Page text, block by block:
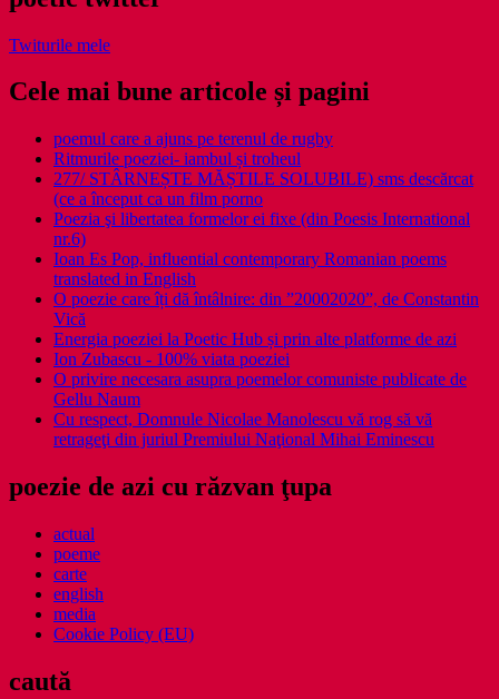
Twiturile mele
Cele mai bune articole și pagini
poemul care a ajuns pe terenul de rugby
Ritmurile poeziei- iambul și troheul
277/ STÂRNEȘTE MĂȘTILE SOLUBILE) sms descărcat
(ce a început ca un film porno
Poezia şi libertatea formelor ei fixe (din Poesis International
nr.6)
Ioan Es Pop, influential contemporary Romanian poems
translated in English
O poezie care îți dă întâlnire: din ”20002020”, de Constantin
Vică
Energia poeziei la Poetic Hub și prin alte platforme de azi
Ion Zubascu - 100% viata poeziei
O privire necesara asupra poemelor comuniste publicate de
Gellu Naum
Cu respect, Domnule Nicolae Manolescu vă rog să vă
retrageţi din juriul Premiului Naţional Mihai Eminescu
poezie de azi cu răzvan ţupa
actual
poeme
carte
english
media
Cookie Policy (EU)
caută